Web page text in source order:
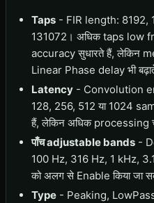
Taps - FIR length: 8192,
131072। अधिक taps low
accuracy सुधारते हैं, लेकिन
Linear Phase delay भी
Latency - Convolution
128, 256, 512 या 1024
हैं, लेकिन अधिक processing
पाँच adjustable bands -
100 Hz, 316 Hz, 1 kHz,
को अलग से Enable किया जा
Type - Peaking,